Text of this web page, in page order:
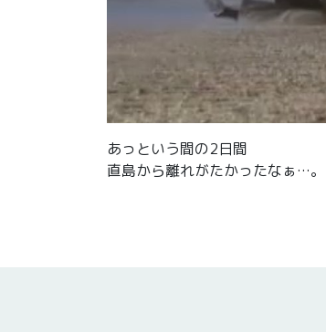
あっという間の2日間
直島から離れがたかったなぁ…。